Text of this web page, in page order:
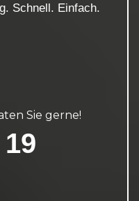
Schnell. Einfach.
Sie gerne!